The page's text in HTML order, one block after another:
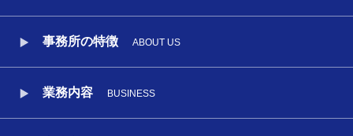
事務所の特徴 ABOUT US
業務内容 BUSINESS